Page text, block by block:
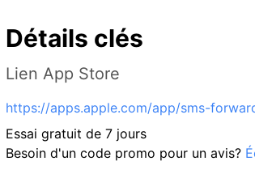
Détails clés
Lien App Store
https://apps.apple.com/app/sms-
Essai gratuit de 7 jours
Besoin d'un code promo pour un avis?